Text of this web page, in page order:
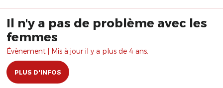
Il n'y a pas de problème avec les
femmes
Évènement | Mis à jour il y a plus de 4 ans.
PLUS D'INFOS